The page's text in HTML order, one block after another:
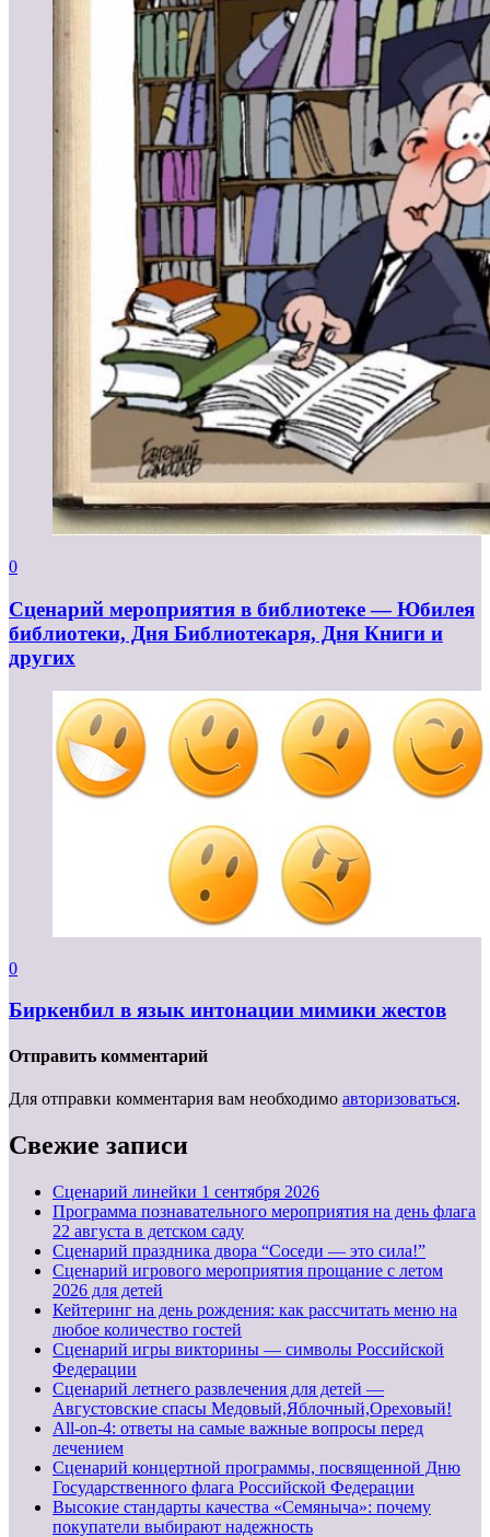
0
Сценарий мероприятия в библиотеке — Юбилея
библиотеки, Дня Библиотекаря, Дня Книги и
других
0
Биркенбил в язык интонации мимики жестов
Отправить комментарий
Для отправки комментария вам необходимо авторизоваться.
Свежие записи
Cценарий линейки 1 сентября 2026
Программа познавательного мероприятия на день флага
22 августа в детском саду
Сценарий праздника двора “Соседи — это сила!”
Сценарий игрового мероприятия прощание с летом
2026 для детей
Кейтеринг на день рождения: как рассчитать меню на
любое количество гостей
Сценарий игры викторины — символы Российской
Федерации
Сценарий летнего развлечения для детей —
Августовские спасы Медовый,Яблочный,Ореховый!
All-on-4: ответы на самые важные вопросы перед
лечением
Сценарий концертной программы, посвященной Дню
Государственного флага Российской Федерации
Высокие стандарты качества «Семяныча»: почему
покупатели выбирают надежность